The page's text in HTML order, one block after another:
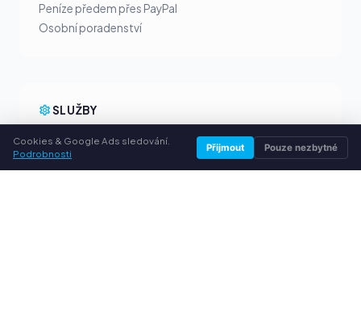
Peníze předem přes PayPal
Osobní poradenství
SLUŽBY
O nás
Ochrana osobních údajů
Cookies & Google Ads sledování.
Podrobnosti
Přijmout Pouze nezbytné